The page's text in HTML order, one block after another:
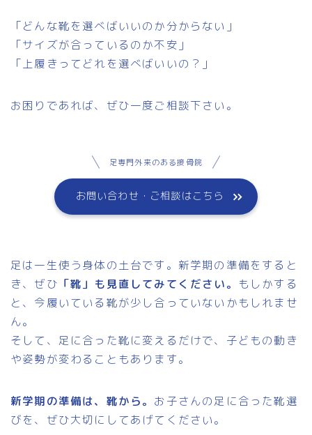
「どんな靴を選べばいいのか分からない」
「サイズが合っているのか不安」
「上履きってどれを選べばいいの？」
お困りであれば、ぜひ一度ご相談下さい。
足専門外来のある接骨院
お問い合わせ・ご相談はこちら
足は一生使う身体の土台です。新学期の準備をすると
き、ぜひ 「靴」も見直してみてください。 もしかする
と、今履いている靴が少し合っていないかもしれませ
ん。
そして、足に合った靴に変えるだけで、子どもの動き
や姿勢が変わることもあります。
新学期の準備は、靴から。 お子さんの足に合った靴選
びを、ぜひ大切にしてあげてください。